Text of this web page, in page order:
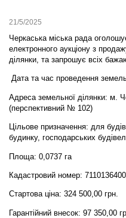
21/5/2025
Черкаська міська рада
електронного аукціону з
ділянки, та запрошує всіх
Дата та час проведення
Адреса земельної ділянки: м.
(перспективний № 102)
Цільове призначення: для
будинку, господарських
Площа: 0,0737 га
Кадастровий номер:
Стартова ціна: 324 500,00 грн.
Гарантійний внесок: 97 350,00